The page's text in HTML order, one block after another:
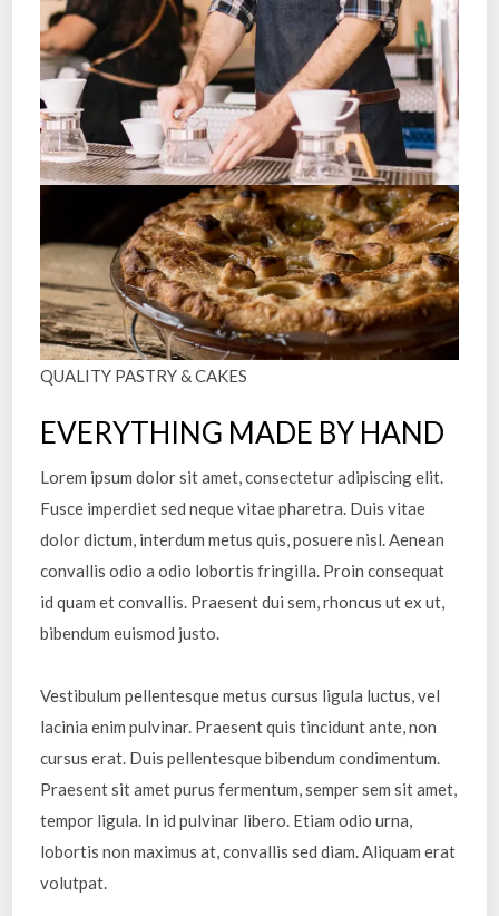
QUALITY PASTRY & CAKES
EVERYTHING MADE BY HAND
Lorem ipsum dolor sit amet, consectetur adipiscing elit.
Fusce imperdiet sed neque vitae pharetra. Duis vitae
dolor dictum, interdum metus quis, posuere nisl. Aenean
convallis odio a odio lobortis fringilla. Proin consequat
id quam et convallis. Praesent dui sem, rhoncus ut ex ut,
bibendum euismod justo.
Vestibulum pellentesque metus cursus ligula luctus, vel
lacinia enim pulvinar. Praesent quis tincidunt ante, non
cursus erat. Duis pellentesque bibendum condimentum.
Praesent sit amet purus fermentum, semper sem sit amet,
tempor ligula. In id pulvinar libero. Etiam odio urna,
lobortis non maximus at, convallis sed diam. Aliquam erat
volutpat.